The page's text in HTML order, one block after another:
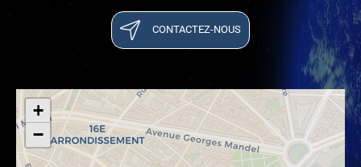
CONTACTEZ-NOUS
+
−